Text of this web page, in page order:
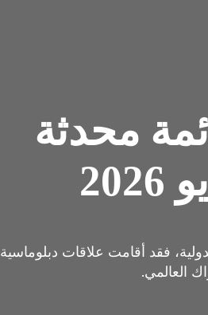
محدثة
فقد أقامت علاقات دبلوماسية
العالمي.